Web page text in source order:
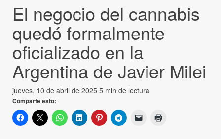
El negocio del cannabis
quedó formalmente
oficializado en la
Argentina de Javier Milei
jueves, 10 de abril de 2025 5 min de lectura
Comparte esto: